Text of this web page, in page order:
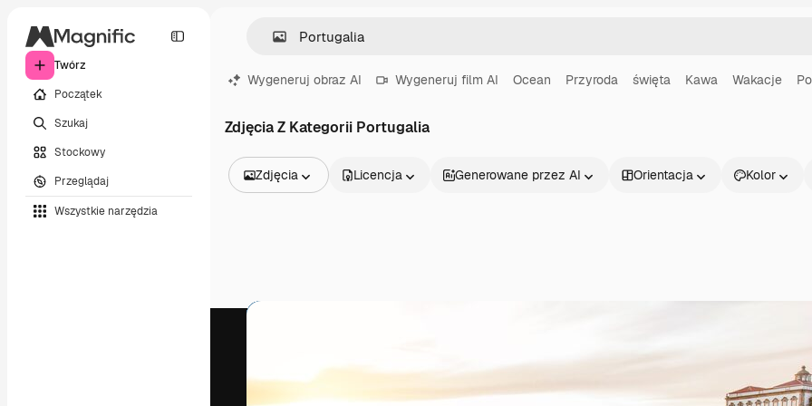
Twórz
Początek
Szukaj
Stockowy
Przeglądaj
Wszystkie narzędzia
Wygeneruj obraz AI Wygeneruj film AI Ocean Przyroda święta Kawa Wakacje
Zdjęcia Z Kategorii Portugalia
Zdjęcia
Filmy
Modele 3D
Czcionki
Licencja Generowane przez AI Orientacja Kolor
Produkty Zacznij